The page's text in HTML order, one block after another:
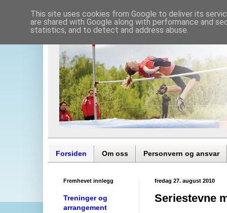
Forsiden Om oss Personvern og ansvar
fredag 27. august 2010
Seriestevne
Fremhevet innlegg
Treninger og
arrangement
This site uses cookies from Google to deliver its
are shared with Google along with performance and
statistics, and to detect and address abuse.